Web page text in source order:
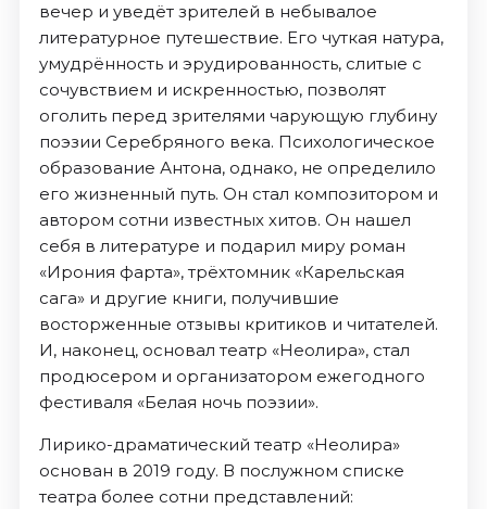
вечер и уведёт зрителей в небывалое
литературное путешествие. Его чуткая натура,
умудрённость и эрудированность, слитые с
сочувствием и искренностью, позволят
оголить перед зрителями чарующую глубину
поэзии Серебряного века. Психологическое
образование Антона, однако, не определило
его жизненный путь. Он стал композитором и
автором сотни известных хитов. Он нашел
себя в литературе и подарил миру роман
«Ирония фарта», трёхтомник «Карельская
сага» и другие книги, получившие
восторженные отзывы критиков и читателей.
И, наконец, основал театр «Неолира», стал
продюсером и организатором ежегодного
фестиваля «Белая ночь поэзии».
Лирико-драматический театр «Неолира»
основан в 2019 году. В послужном списке
театра более сотни представлений: